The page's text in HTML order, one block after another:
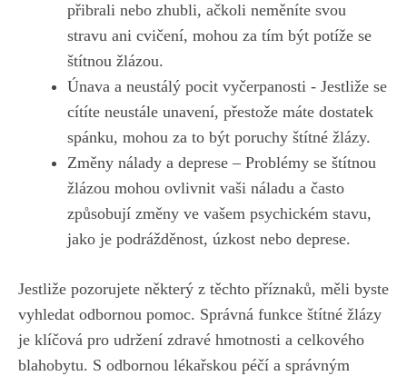
přibrali nebo zhubli, ačkoli neměníte svou
stravu ani cvičení, mohou za tím být potíže se
štítnou žlázou.
Únava a neustálý pocit vyčerpanosti -‍ Jestliže ⁢se
cítíte neustále unavení, přestože máte dostatek
spánku, mohou za to být poruchy štítné žlázy.
Změny nálady ‍a deprese – Problémy se⁢ štítnou
žlázou mohou ovlivnit vaši ‍náladu ⁣a často
způsobují změny ve vašem psychickém stavu,‌
jako je podrážděnost, úzkost nebo ⁢deprese.
Jestliže pozorujete ⁣některý z ‌těchto příznaků, měli byste
‍vyhledat odbornou⁢ pomoc. Správná funkce štítné​ žlázy
je klíčová pro udržení zdravé ⁤hmotnosti‌ a ⁤celkového
blahobytu. S odbornou ​lékařskou péčí a správným